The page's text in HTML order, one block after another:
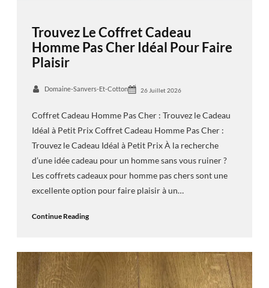
Trouvez Le Coffret Cadeau
Homme Pas Cher Idéal Pour Faire
Plaisir
Domaine-Sanvers-Et-Cotton 26 Juillet 2026
Coffret Cadeau Homme Pas Cher : Trouvez le Cadeau
Idéal à Petit Prix Coffret Cadeau Homme Pas Cher :
Trouvez le Cadeau Idéal à Petit Prix À la recherche
d’une idée cadeau pour un homme sans vous ruiner ?
Les coffrets cadeaux pour homme pas chers sont une
excellente option pour faire plaisir à un…
Continue Reading